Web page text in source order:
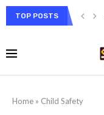
TOP POSTS
Home » Child Safety